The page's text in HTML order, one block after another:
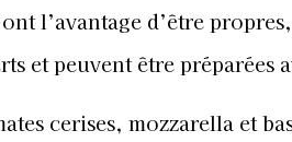
l’avantage d’être
et peuvent être préparées
cerises, mozzarella et